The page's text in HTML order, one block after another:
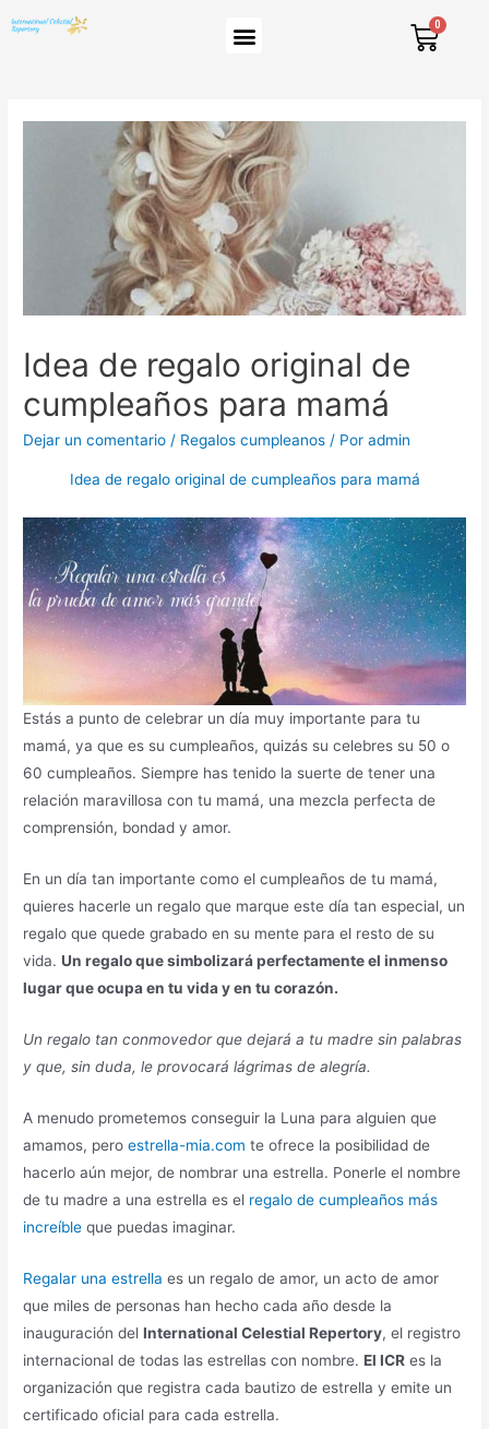
Idea de regalo original de
cumpleaños para mamá
Dejar un comentario / Regalos cumpleanos / Poradmin
Idea de regalo original de cumpleaños para mamá
Estás a punto de celebrar un día muy importante para tu
mamá, ya que es su cumpleaños, quizás su celebres su 50 o
60 cumpleaños. Siempre has tenido la suerte de tener una
relación maravillosa con tu mamá, una mezcla perfecta de
comprensión, bondad y amor.
En un día tan importante como el cumpleaños de tu mamá,
quieres hacerle un regalo que marque este día tan especial, un
regalo que quede grabado en su mente para el resto de su
vida.Un regalo que simbolizará perfectamente el inmenso
lugar que ocupa en tu vida y en tu corazón.
Un regalo tan conmovedor que dejará a tu madre sin palabras
y que, sin duda, le provocará lágrimas de alegría.
A menudo prometemos conseguir la Luna para alguien que
amamos, pero estrella-mia.com te ofrece la posibilidad de
hacerlo aún mejor, de nombrar una estrella. Ponerle el nombre
de tu madre a una estrella es el regalo de cumpleaños más
increíble que puedas imaginar.
Regalar una estrella es un regalo de amor, un acto de amor
que miles de personas han hecho cada año desde la
inauguración delInternational Celestial Repertory, el registro
internacional de todas las estrellas con nombre.El ICR es la
organización que registra cada bautizo de estrella y emite un
certificado oficial para cada estrella.